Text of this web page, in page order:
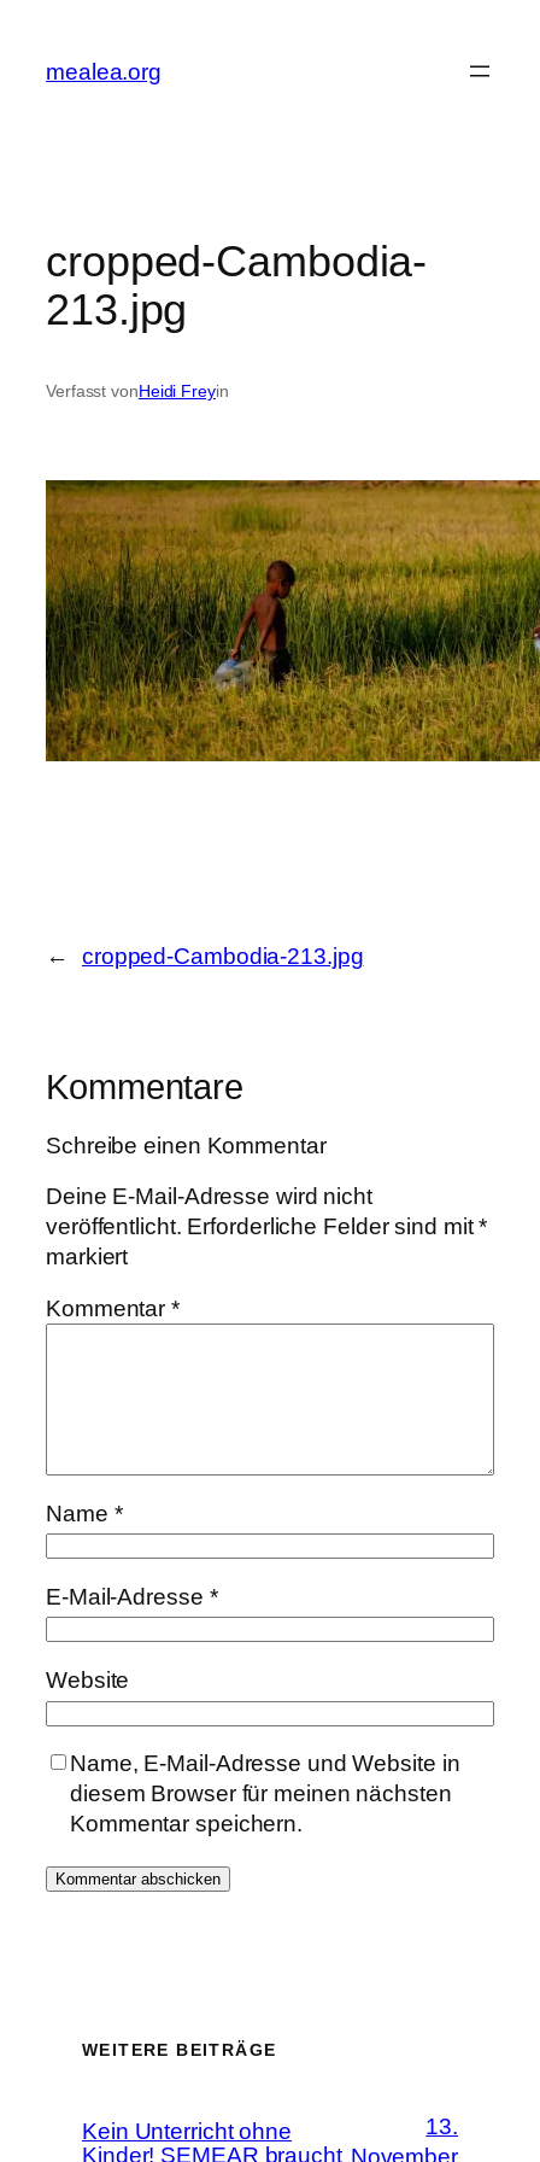
springen
mealea.org
cropped-Cambodia-
213.jpg
Verfasst vonHeidi Freyin
← cropped-Cambodia-213.jpg
Kommentare
Schreibe einen Kommentar
Deine E-Mail-Adresse wird nicht
veröffentlicht. Erforderliche Felder sind mit*
markiert
Kommentar*
Name *
E-Mail-Adresse *
Website
Name, E-Mail-Adresse und Website in
diesem Browser für meinen nächsten
Kommentar speichern.
WEITERE BEITRÄGE
Kein Unterricht ohne
Kinder! SEMEAR braucht
13.
November